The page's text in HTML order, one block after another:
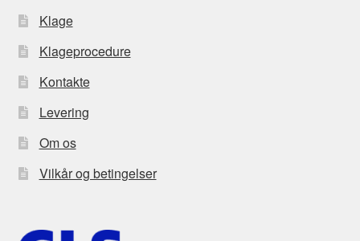
Klage
Klageprocedure
Kontakte
Levering
Om os
Vilkår og betingelser